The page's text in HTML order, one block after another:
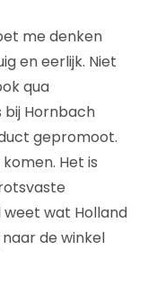
me denken
en eerlijk. Niet
qua
Hornbach
gepromoot.
Het is
wat Holland
de winkel